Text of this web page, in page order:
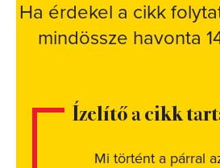
Ha érdekel a cikk
mindössze havonta
Ízelítő a cikk
Mi történt a párral